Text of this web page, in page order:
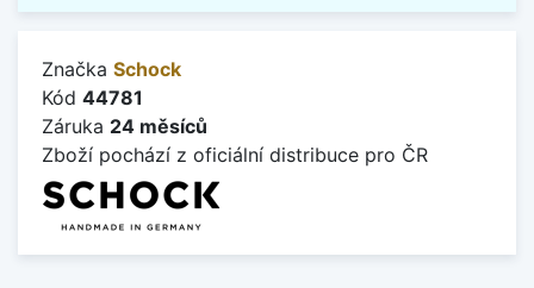
Značka Schock
Kód 44781
Záruka 24 měsíců
Zboží pochází z oficiální distribuce pro ČR